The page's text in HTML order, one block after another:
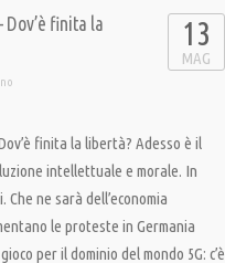
Dov’è finita la
13
MAG
finita la libertà? Adesso è il
intellettuale e morale. In
ne sarà dell’economia
le proteste in Germania
per il dominio del mondo 5G: c’è